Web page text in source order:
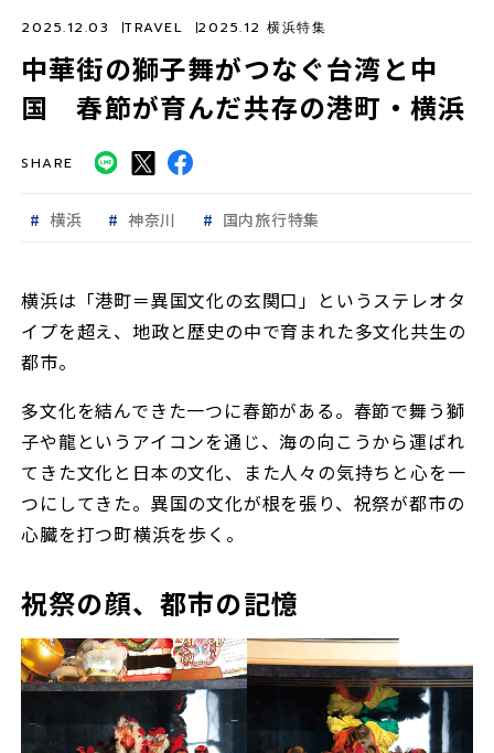
中華街の獅子舞がつなぐ台湾と中
国 春節が育んだ共存の港町・横浜
2025.12.03 TRAVEL 2025.12 横浜特集
SHARE
横浜 神奈川 国内旅行特集
横浜は「港町＝異国文化の玄関口」というステレオタ
イプを超え、地政と歴史の中で育まれた多文化共生の
都市。
多文化を結んできた一つに春節がある。春節で舞う獅
子や龍というアイコンを通じ、海の向こうから運ばれ
てきた文化と日本の文化、また人々の気持ちと心を一
つにしてきた。異国の文化が根を張り、祝祭が都市の
心臓を打つ町――横浜を歩く。
祝祭の顔、都市の記憶